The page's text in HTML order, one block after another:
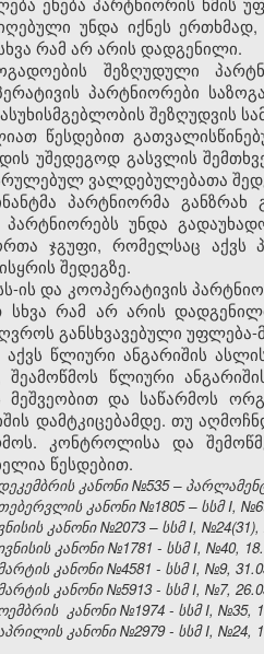
უნდა იქნეს
რამ არ არის დადგენილი.
შეზღუდული
პარტნიორები
შეზღუდვის
წესდებით
უშედეგოდ გასვლის
ვალდებულებათა
პარტნიორმა
პარტნიორებს უნდა
ჯგუფი, რომელსაც აქვს
შედეგზე.
სს-ის და კოოპერატივის
სხვა რამ არ არის
განსხვავებული
წლიური ანგარიშის
შეამოწმოს წლიური
და საწარმოს
დამტკიცებამდე. თუ
კონტროლისა და
წესდებით.
კანონი №535 –
კანონი №1805 – სსმ I,
კანონი №2073 – სსმ I, №24(31),
კანონი №1781 - სსმ I, №40,
კანონი №4581 - სსმ I, №9,
კანონი №5913 - სსმ I, №7,
კანონი №1974 - სსმ I, №35,
კანონი №2979 - სსმ I, №24,